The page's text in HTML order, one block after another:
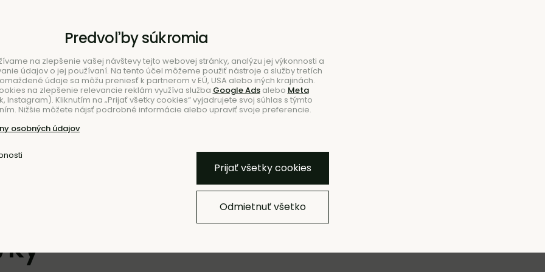
Hľadať
NOVINKY
Predvoľby súkromia
na zlepšenie vašej návštevy tejto webovej stránky, analýzu jej výkonnosti a
údajov o jej používaní. Na tento účel môžeme použiť nástroje a služby tretích
údaje sa môžu preniesť k partnerom v EÚ, USA alebo iných krajinách.
na zlepšenie relevancie reklám využíva služba Google Adsalebo Meta
Instagram). Kliknutím na „Prijať všetky cookies“ vyjadrujete svoj súhlas s týmto
Nižšie môžete nájsť podrobné informácie alebo upraviť svoje preferencie.
osobných údajov
Prijať všetky cookies
Odmietnuť všetko